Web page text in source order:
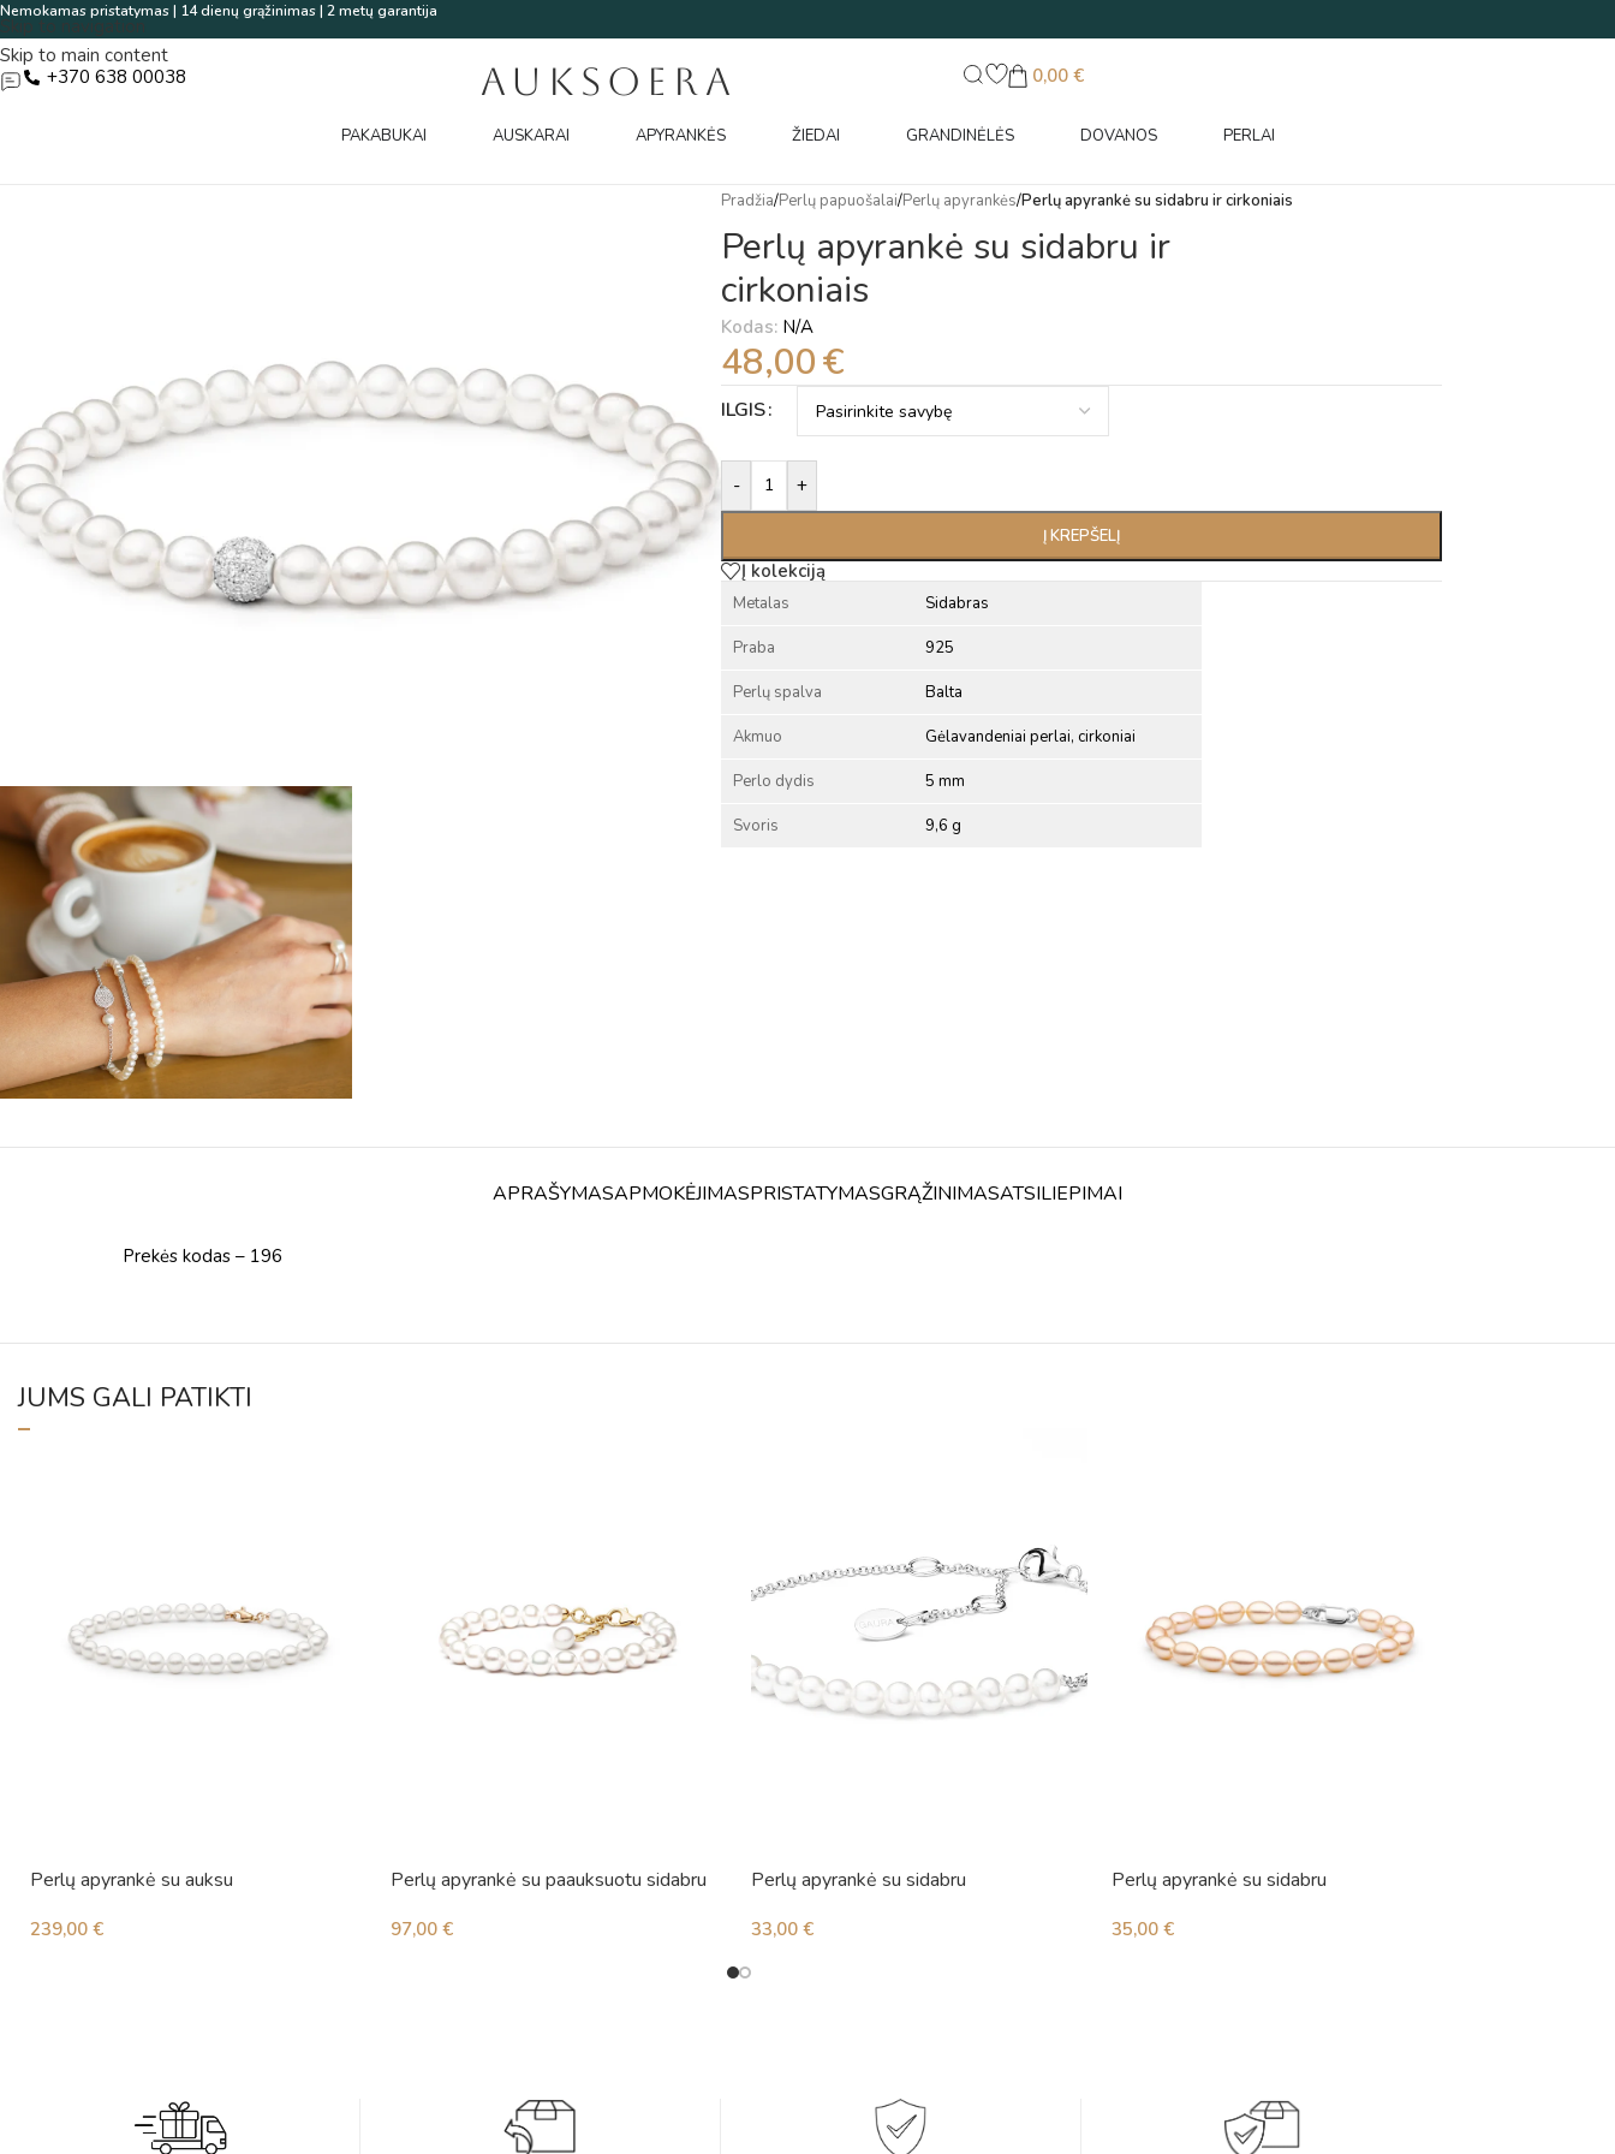
Skip to navigation
Skip to main content
Nemokamas pristatymas | 14 dienų grąžinimas | 2 metų garantija
+370 638 00038 AUKSOERA 0,00 €
PAKABUKAI AUSKARAI APYRANKĖS ŽIEDAI GRANDINĖLĖS DOVANOS PERLAI
Pradžia/Perlų papuošalai/Perlų apyrankės/Perlų apyrankė su sidabru ir cirkoniais
Perlų apyrankė su sidabru ir
cirkoniais
Kodas: N/A
48,00€
ILGIS
- +
Į KREPŠELĮ
Alternative:
Į kolekciją
Metalas Sidabras
Praba 925
Perlų spalva Balta
Akmuo Gėlavandeniai perlai, cirkoniai
Perlo dydis 5 mm
Svoris 9,6 g
APRAŠYMASAPMOKĖJIMASPRISTATYMASGRĄŽINIMASATSILIEPIMAI
Prekės kodas – 196
JUMS GALI PATIKTI
Perlų apyrankė su auksu
239,00 €
Perlų apyrankė su paauksuotu sidabru
97,00 €
Perlų apyrankė su sidabru
33,00 €
Perlų apyrankė su sidabru
35,00 €